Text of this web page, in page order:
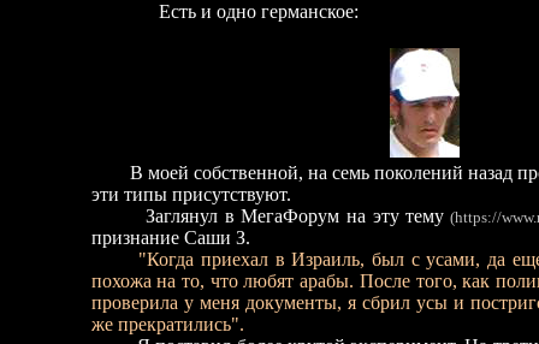
Есть и одно германское:
В моей собственной, на семь поколений назад
эти типы присутствуют.
Заглянул в МегаФорум на эту тему (https://
признание Саши З.
"Когда приехал в Израиль, был с усами, да
похожа на то, что любят арабы. После того, как
проверила у меня документы, я сбрил усы и
же прекратились".